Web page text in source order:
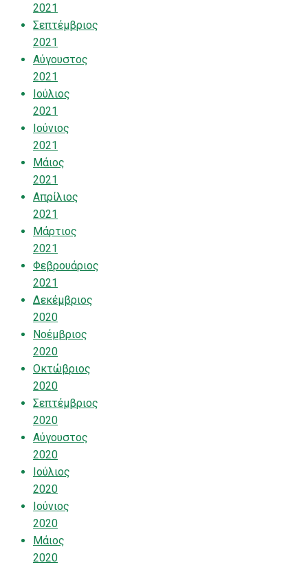
2021
Σεπτέμβριος
2021
Αύγουστος
2021
Ιούλιος
2021
Ιούνιος
2021
Μάιος
2021
Απρίλιος
2021
Μάρτιος
2021
Φεβρουάριος
2021
Δεκέμβριος
2020
Νοέμβριος
2020
Οκτώβριος
2020
Σεπτέμβριος
2020
Αύγουστος
2020
Ιούλιος
2020
Ιούνιος
2020
Μάιος
2020